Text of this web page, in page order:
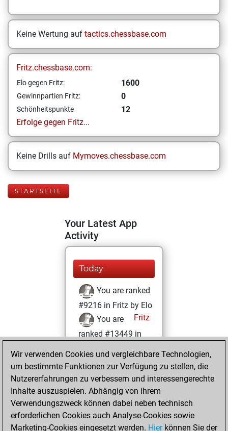
Keine Wertung auf tactics.chessbase.com
Fritz.chessbase.com:
Elo gegen Fritz: 1600
Gewinnpartien Fritz: 0
Schönheitspunkte
12
Erfolge gegen Fritz...
Keine Drills auf Mymoves.chessbase.com
STARTSEITE
Your Latest App
Activity
Today
You are ranked
#9216 in Fritz by Elo
Fritz
You are
ranked #13449 in
Montag, März 8,
2021
You achieved a
BeautyScore of 12
Fritz
Wir verwenden Cookies und vergleichbare Technologien,
um bestimmte Funktionen zur Verfügung zu stellen, die
Nutzererfahrungen zu verbessern und interessengerechte
Inhalte auszuspielen. Abhängig von ihrem
Verwendungszweck können dabei neben technisch
erforderlichen Cookies auch Analyse-Cookies sowie
Marketing-Cookies eingesetzt werden. Hierkönnen Sie der